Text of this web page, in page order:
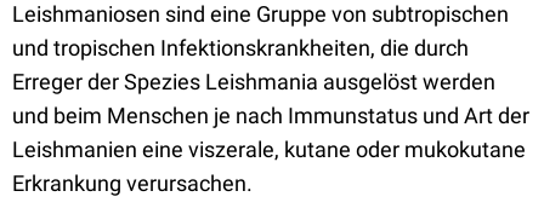
Leishmaniosen sind eine Gruppe von subtropischen
und tropischen Infektionskrankheiten, die durch
Erreger der Spezies Leishmania ausgelöst werden
und beim Menschen je nach Immunstatus und Art der
Leishmanien eine viszerale, kutane oder mukokutane
Erkrankung verursachen.